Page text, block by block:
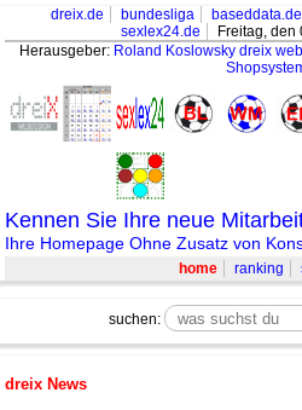
dreix.de bundesliga baseddata.de
sexlex24.de
Freitag, den
Herausgeber: Roland Koslowsky dreix
Kennen Sie Ihre neue
Ihre Homepage Ohne Zusatz von
home ranking
suchen:
dreix News